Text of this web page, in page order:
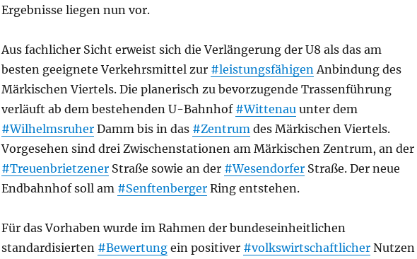
Ergebnisse liegen nun vor.
Aus fachlicher Sicht erweist sich die Verlängerung der U8 als das am
besten geeignete Verkehrsmittel zur #leistungsfähigenAnbindung des
Märkischen Viertels. Die planerisch zu bevorzugende Trassenführung
verläuft ab dem bestehenden U-Bahnhof #Wittenauunter dem
#WilhelmsruherDamm bis in das #Zentrumdes Märkischen Viertels.
Vorgesehen sind drei Zwischenstationen am Märkischen Zentrum, an der
#TreuenbrietzenerStraße sowie an der #WesendorferStraße. Der neue
Endbahnhof soll am #SenftenbergerRing entstehen.
Für das Vorhaben wurde im Rahmen der bundeseinheitlichen
standardisierten #Bewertungein positiver #volkswirtschaftlicherNutzen